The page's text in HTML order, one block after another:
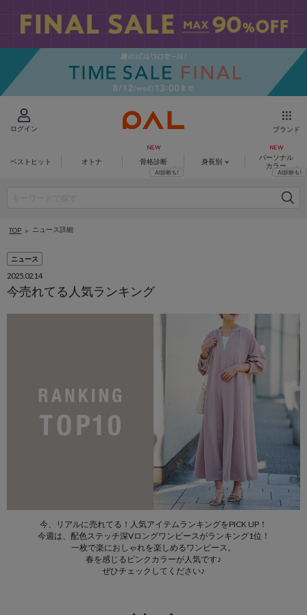
ログイン ブランド
ベストヒット オトナ 骨格診断 身長別
パーソナル
カラー
TOP ニュース詳細
ニュース
2025.02.14
今売れてる人気ランキング
今、リアルに売れてる！人気アイテムランキングをPICK UP！
今週は、配色ステッチ深Vロングワンピースがランキング1位！
一枚で楽におしゃれを楽しめるワンピース。
春を感じるピンクカラーが人気です♪
ぜひチェックしてください♪